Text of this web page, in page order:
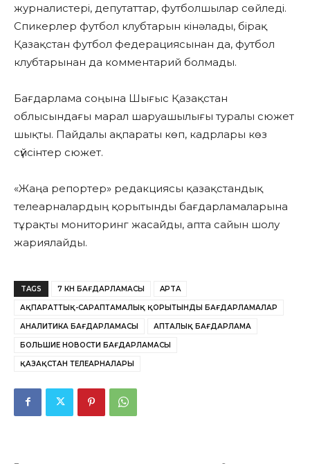
журналистері, депутаттар, футболшылар сөйледі.
Спикерлер футбол клубтарын кінәлады, бірақ
Қазақстан футбол федерациясынан да, футбол
клубтарынан да комментарий болмады.
Бағдарлама соңына Шығыс Қазақстан
облысындағы марал шаруашылығы туралы сюжет
шықты. Пайдалы ақпараты көп, кадрлары көз
сүйсінтер сюжет.
«Жаңа репортер» редакциясы қазақстандық
телеарналардың қорытынды бағдарламаларына
тұрақты мониторинг жасайды, апта сайын шолу
жариялайды.
TAGS 7 КҮН БАҒДАРЛАМАСЫ APTA
АҚПАРАТТЫҚ-САРАПТАМАЛЫҚ ҚОРЫТЫНДЫ БАҒДАРЛАМАЛАР
АНАЛИТИКА БАҒДАРЛАМАСЫ АПТАЛЫҚ БАҒДАРЛАМА
БОЛЬШИЕ НОВОСТИ БАҒДАРЛАМАСЫ
ҚАЗАҚСТАН ТЕЛЕАРНАЛАРЫ